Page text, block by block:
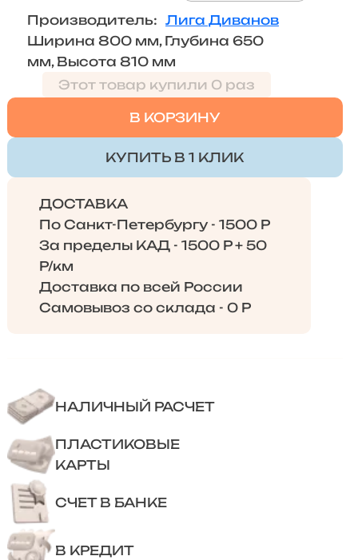
Производитель: Лига Диванов
Ширина 800 мм, Глубина 650
мм, Высота 810 мм
Этот товар купили 0 раз
В КОРЗИНУ
КУПИТЬ В 1 КЛИК
ДОСТАВКА
По Санкт-Петербургу - 1500 Р
За пределы КАД - 1500 Р + 50
Р/км
Доставка по всей России
Самовывоз со склада - 0 Р
НАЛИЧНЫЙ РАСЧЕТ
ПЛАСТИКОВЫЕ
КАРТЫ
СЧЕТ В БАНКЕ
В КРЕДИТ